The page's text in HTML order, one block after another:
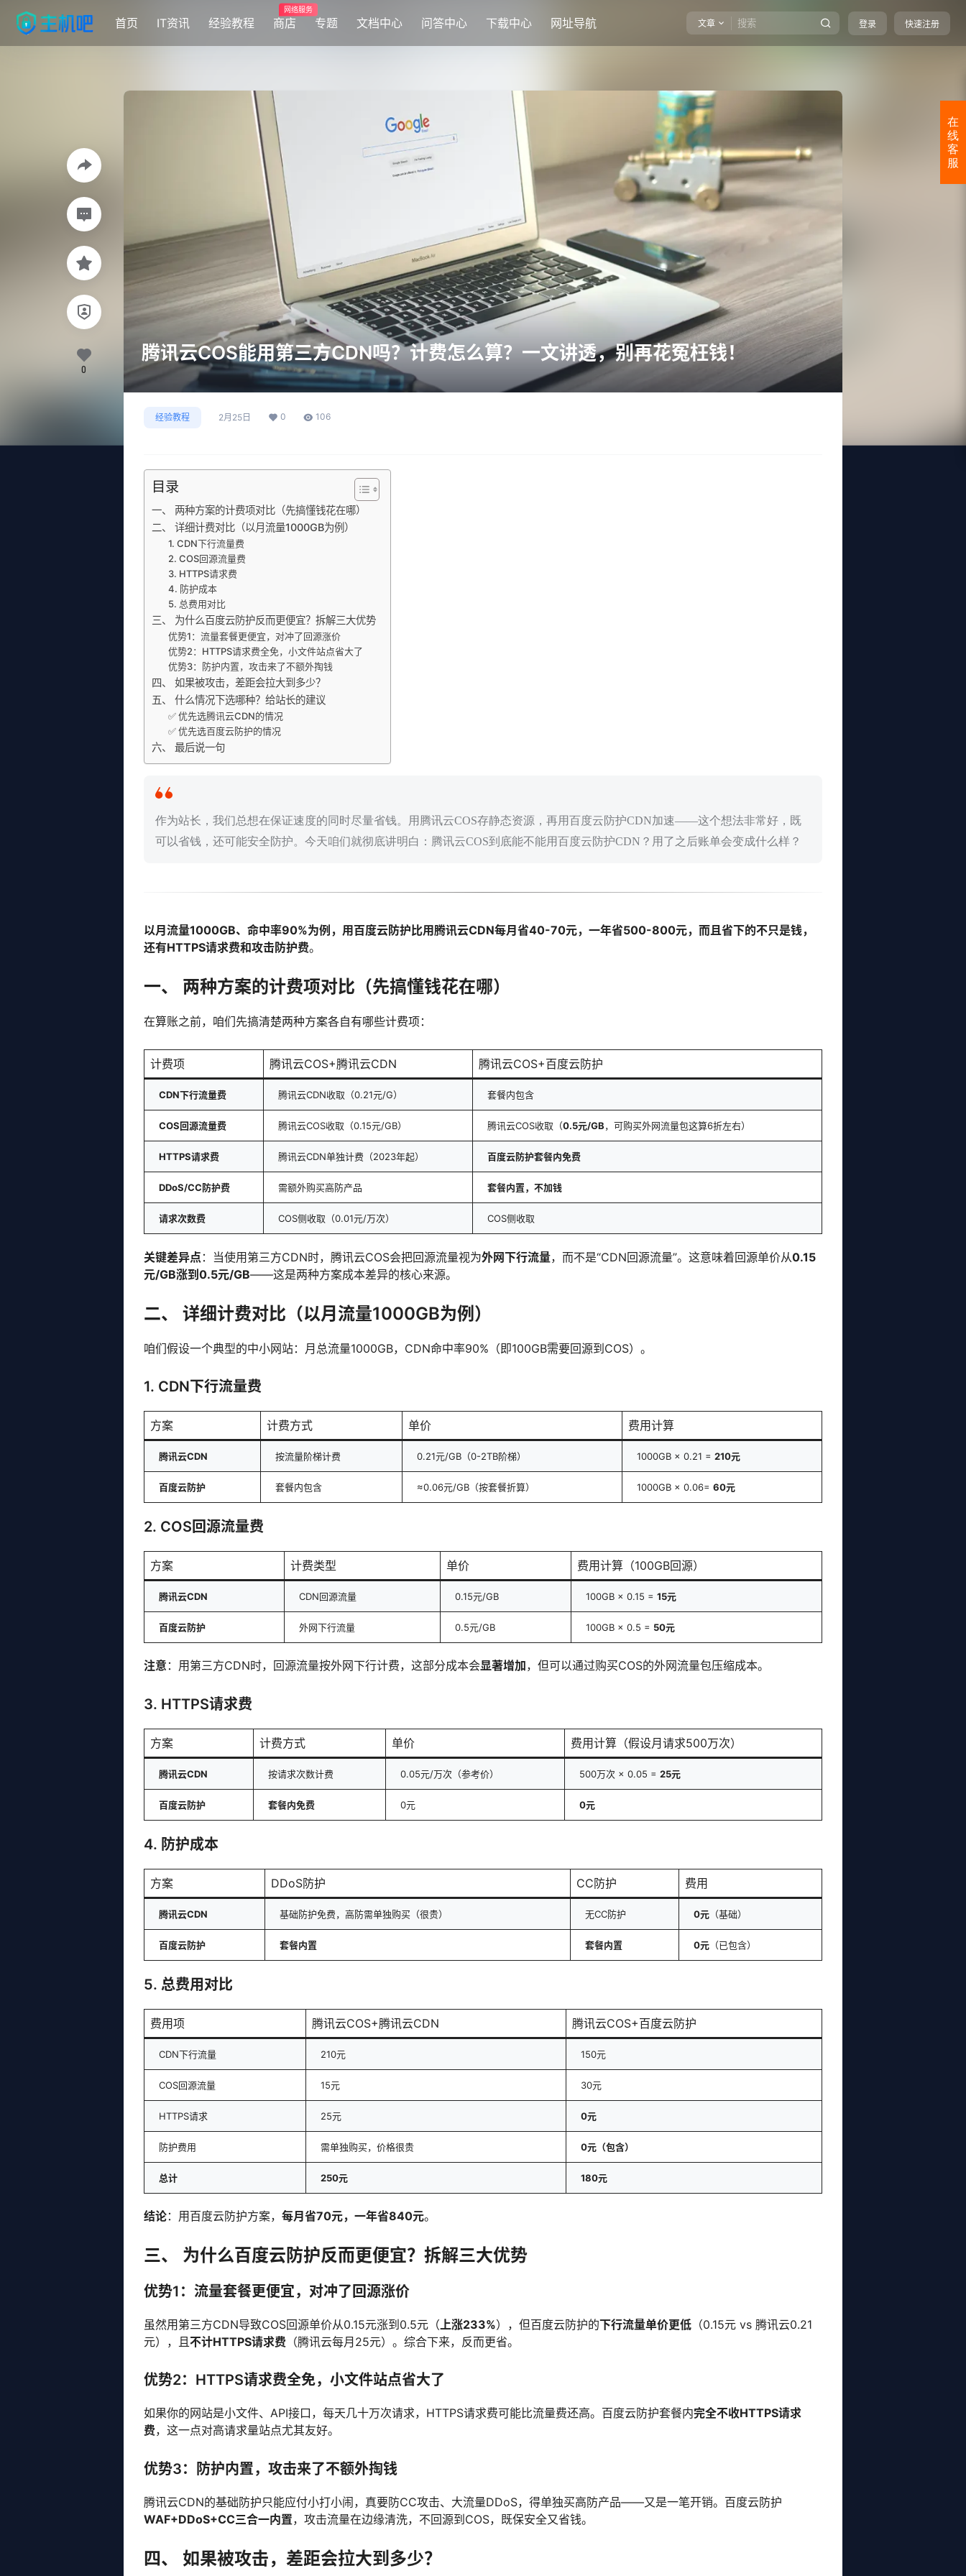
首页 IT资讯 经验教程 商店
网络服务
专题 文档中心 问答中心 下载中心 网址导航 文章 登录 快速注册
腾讯云COS能用第三方CDN吗？计费怎么算？一文讲透，别再花冤枉钱！
经验教程 2月25日 0 106
目录
一、 两种方案的计费项对比（先搞懂钱花在哪）
二、 详细计费对比（以月流量1000GB为例）
1. CDN下行流量费
2. COS回源流量费
3. HTTPS请求费
4. 防护成本
5. 总费用对比
三、 为什么百度云防护反而更便宜？拆解三大优势
优势1：流量套餐更便宜，对冲了回源涨价
优势2：HTTPS请求费全免，小文件站点省大了
优势3：防护内置，攻击来了不额外掏钱
四、 如果被攻击，差距会拉大到多少？
五、 什么情况下选哪种？给站长的建议
✅ 优先选腾讯云CDN的情况
✅ 优先选百度云防护的情况
六、 最后说一句
作为站长，我们总想在保证速度的同时尽量省钱。用腾讯云COS存静态资源，再用百度云防护CDN加速——这个想法非常好，既
可以省钱，还可能安全防护。今天咱们就彻底讲明白：腾讯云COS到底能不能用百度云防护CDN？用了之后账单会变成什么样？
以月流量1000GB、命中率90%为例，用百度云防护比用腾讯云CDN每月省40-70元，一年省500-800元，而且省下的不只是钱，
还有HTTPS请求费和攻击防护费。
一、 两种方案的计费项对比（先搞懂钱花在哪）
在算账之前，咱们先搞清楚两种方案各自有哪些计费项：
计费项 腾讯云COS+腾讯云CDN 腾讯云COS+百度云防护
CDN下行流量费 腾讯云CDN收取（0.21元/G） 套餐内包含
COS回源流量费 腾讯云COS收取（0.15元/GB） 腾讯云COS收取（0.5元/GB，可购买外网流量包这算6折左右）
HTTPS请求费 腾讯云CDN单独计费（2023年起） 百度云防护套餐内免费
DDoS/CC防护费 需额外购买高防产品 套餐内置，不加钱
请求次数费 COS侧收取（0.01元/万次） COS侧收取
关键差异点 ：当使用第三方CDN时，腾讯云COS会把回源流量视为外网下行流量，而不是“CDN回源流量”。这意味着回源单价从0.15
元/GB涨到0.5元/GB——这是两种方案成本差异的核心来源。
二、 详细计费对比（以月流量1000GB为例）
咱们假设一个典型的中小网站：月总流量1000GB，CDN命中率90%（即100GB需要回源到COS）。
1. CDN下行流量费
方案 计费方式 单价 费用计算
腾讯云CDN 按流量阶梯计费 0.21元/GB（0-2TB阶梯） 1000GB × 0.21 = 210元
百度云防护 套餐内包含 ≈0.06元/GB（按套餐折算） 1000GB × 0.06= 60元
2. COS回源流量费
方案 计费类型 单价 费用计算（100GB回源）
腾讯云CDN CDN回源流量 0.15元/GB 100GB × 0.15 = 15元
百度云防护 外网下行流量 0.5元/GB 100GB × 0.5 = 50元
注意 ：用第三方CDN时，回源流量按外网下行计费，这部分成本会显著增加，但可以通过购买COS的外网流量包压缩成本。
3. HTTPS请求费
方案 计费方式 单价 费用计算（假设月请求500万次）
腾讯云CDN 按请求次数计费 0.05元/万次（参考价） 500万次 × 0.05 = 25元
百度云防护 套餐内免费 0元 0元
4. 防护成本
方案 DDoS防护 CC防护 费用
腾讯云CDN 基础防护免费，高防需单独购买（很贵） 无CC防护 0元 （基础）
百度云防护 套餐内置 套餐内置 0元 （已包含）
5. 总费用对比
费用项 腾讯云COS+腾讯云CDN 腾讯云COS+百度云防护
CDN下行流量 210元 150元
COS回源流量 15元 30元
HTTPS请求 25元 0元
防护费用 需单独购买，价格很贵 0元（包含）
总计 250元 180元
结论：用百度云防护方案， 每月省70元，一年省840元。
三、 为什么百度云防护反而更便宜？拆解三大优势
优势1：流量套餐更便宜，对冲了回源涨价
虽然用第三方CDN导致COS回源单价从0.15元涨到0.5元（上涨233%），但百度云防护的下行流量单价更低 （0.15元 vs 腾讯云0.21
元），且不计HTTPS请求费 （腾讯云每月25元）。综合下来，反而更省。
优势2：HTTPS请求费全免，小文件站点省大了
如果你的网站是小文件、API接口，每天几十万次请求，HTTPS请求费可能比流量费还高。百度云防护套餐内完全不收HTTPS请求
费，这一点对高请求量站点尤其友好。
优势3：防护内置，攻击来了不额外掏钱
腾讯云CDN的基础防护只能应付小打小闹，真要防CC攻击、大流量DDoS，得单独买高防产品——又是一笔开销。百度云防护
WAF+DDoS+CC三合一内置，攻击流量在边缘清洗，不回源到COS，既保安全又省钱。
四、 如果被攻击，差距会拉大到多少？
0
在
线
客
服